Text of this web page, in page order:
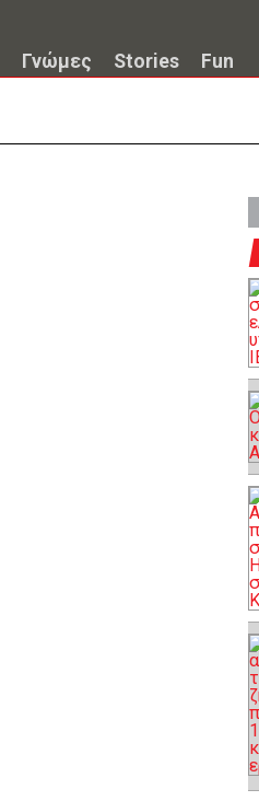
Γνώμες Stories Fun